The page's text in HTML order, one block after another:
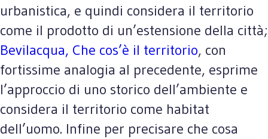
urbanistica, e quindi considera il territorio
come il prodotto di un’estensione della città;
Bevilacqua, Che cos’è il territorio, con
fortissime analogia al precedente, esprime
l’approccio di uno storico dell’ambiente e
considera il territorio come habitat
dell’uomo. Infine per precisare che cosa